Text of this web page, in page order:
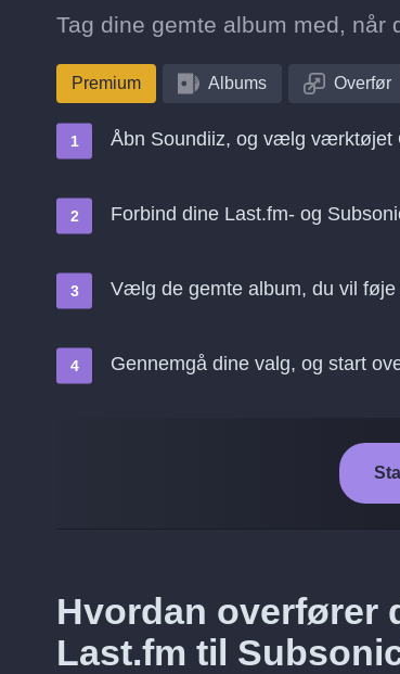
Tag dine gemte album med, når
Premium Albums Overfør
Åbn Soundiiz, og vælg værktøjet
Forbind dine Last.fm- og
Vælg de gemte album, du vil føje
Gennemgå dine valg, og start
Hvordan overfører
Last.fm til